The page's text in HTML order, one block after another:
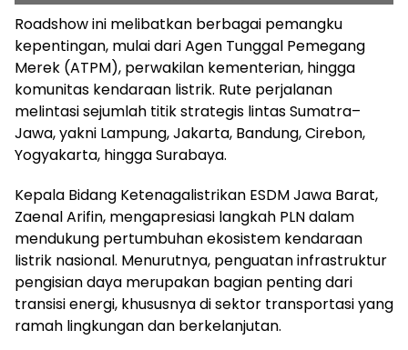
Roadshow ini melibatkan berbagai pemangku
kepentingan, mulai dari Agen Tunggal Pemegang
Merek (ATPM), perwakilan kementerian, hingga
komunitas kendaraan listrik. Rute perjalanan
melintasi sejumlah titik strategis lintas Sumatra–
Jawa, yakni Lampung, Jakarta, Bandung, Cirebon,
Yogyakarta, hingga Surabaya.
Kepala Bidang Ketenagalistrikan ESDM Jawa Barat,
Zaenal Arifin, mengapresiasi langkah PLN dalam
mendukung pertumbuhan ekosistem kendaraan
listrik nasional. Menurutnya, penguatan infrastruktur
pengisian daya merupakan bagian penting dari
transisi energi, khususnya di sektor transportasi yang
ramah lingkungan dan berkelanjutan.